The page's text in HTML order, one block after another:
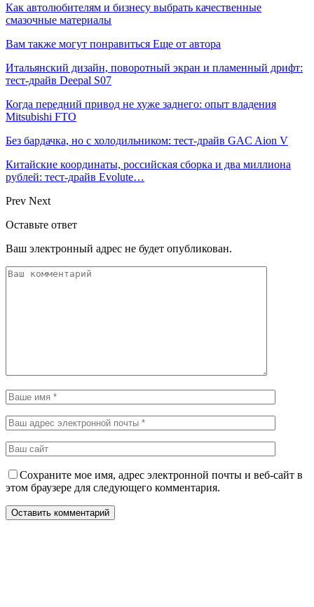
Как автолюбителям и бизнесу выбрать качественные
смазочные материалы
Вам также могут понравиться Еще от автора
Итальянский дизайн, поворотный экран и пламенный дрифт:
тест-драйв Deepal S07
Когда передний привод не хуже заднего: опыт владения
Mitsubishi FTO
Без бардачка, но с холодильником: тест-драйв GAC Aion V
Китайские координаты, российская сборка и два миллиона
рублей: тест-драйв Evolute…
Prev Next
Оставьте ответ
Ваш электронный адрес не будет опубликован.
Сохраните мое имя, адрес электронной почты и веб-сайт в
этом браузере для следующего комментария.